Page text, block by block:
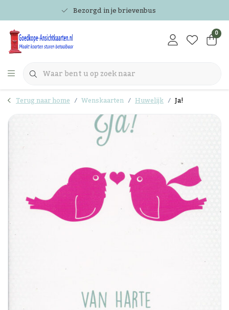
Bezorgd in je brievenbus
0
Terug naar home Wenskaarten Huwelijk Ja!